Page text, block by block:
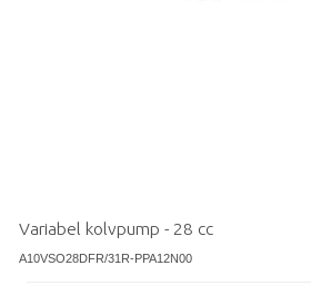
Variabel kolvpump - 28 cc
A10VSO28DFR/31R-PPA12N00